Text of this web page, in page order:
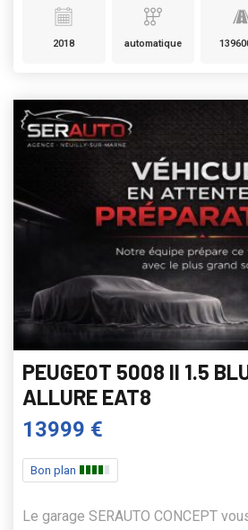
2018 automatique
PEUGEOT 5008 II 1.5
ALLURE EAT8
13999 €
Bon plan
Le garage SERAUTO CONCEPT